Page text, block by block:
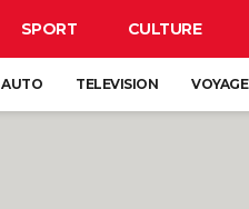
SPORT CULTURE
AUTO TELEVISION VOYAGE